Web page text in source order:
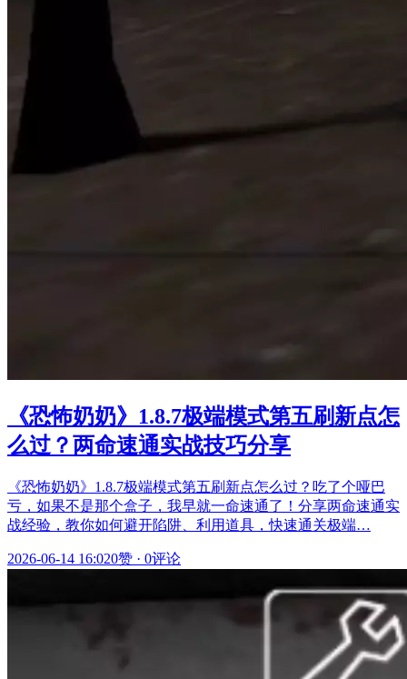
《恐怖奶奶》1.8.7极端模式第五刷新点怎
么过？两命速通实战技巧分享
《恐怖奶奶》1.8.7极端模式第五刷新点怎么过？吃了个哑巴
亏，如果不是那个盒子，我早就一命速通了！分享两命速通实
战经验，教你如何避开陷阱、利用道具，快速通关极端…
2026-06-14 16:020赞 · 0评论